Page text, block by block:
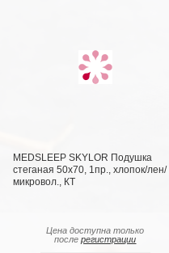
MEDSLEEP SKYLOR Подушка
стеганая 50х70, 1пр., хлопок/лен/
микровол., КТ
Цена доступна только
послерегистрации